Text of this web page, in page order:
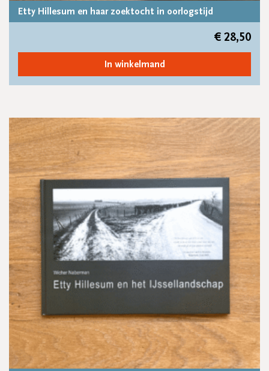
Etty Hillesum en haar zoektocht in oorlogstijd
€ 28,50
In winkelmand